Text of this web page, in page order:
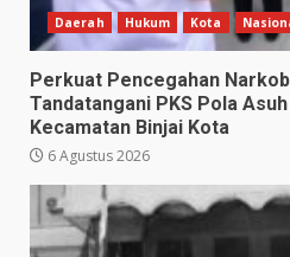
Daerah Hukum Kota
Perkuat Pencegahan
Tandatangani PKS Pola
Kecamatan Binjai Kota
6 Agustus 2026